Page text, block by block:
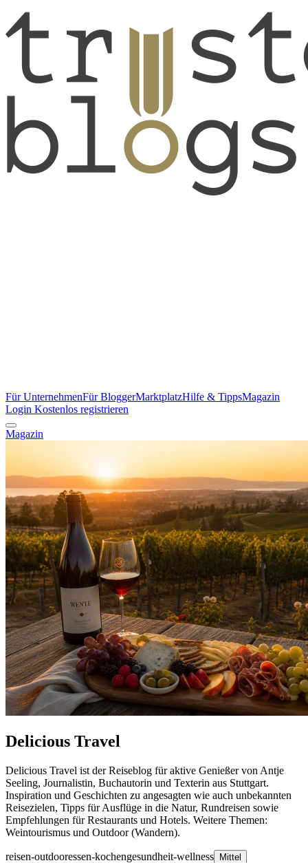
Für UnternehmenFür BloggerMarktplatzHilfe & TippsMagazin
Login Kostenlos registrieren
Magazin
Delicious Travel
Delicious Travel ist der Reiseblog für aktive Genießer von Antje
Seeling, Journalistin, Buchautorin und Texterin aus Stuttgart.
Inspiration und Geschichten zu angesagten wie auch unbekannten
Reisezielen, Tipps für Ausflüge in die Natur, Rundreisen sowie
Empfehlungen für Restaurants und Hotels. Weitere Themen:
Weintourismus und Outdoor (Wandern).
reisen-outdooressen-kochengesundheit-wellness Mittel